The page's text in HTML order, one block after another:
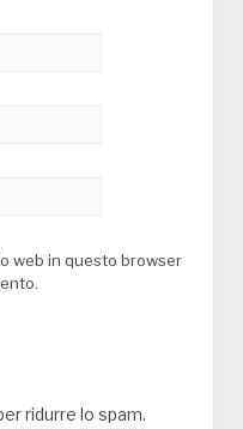
web in questo browser
ridurre lo spam.